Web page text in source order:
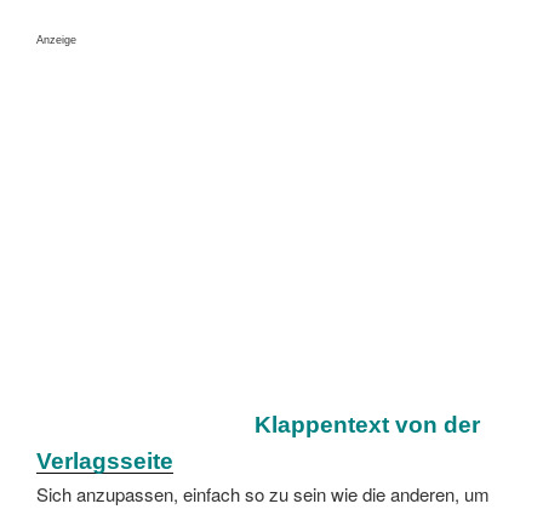
Anzeige
Klappentext von der
Verlagsseite
Sich anzupassen, einfach so zu sein wie die anderen, um